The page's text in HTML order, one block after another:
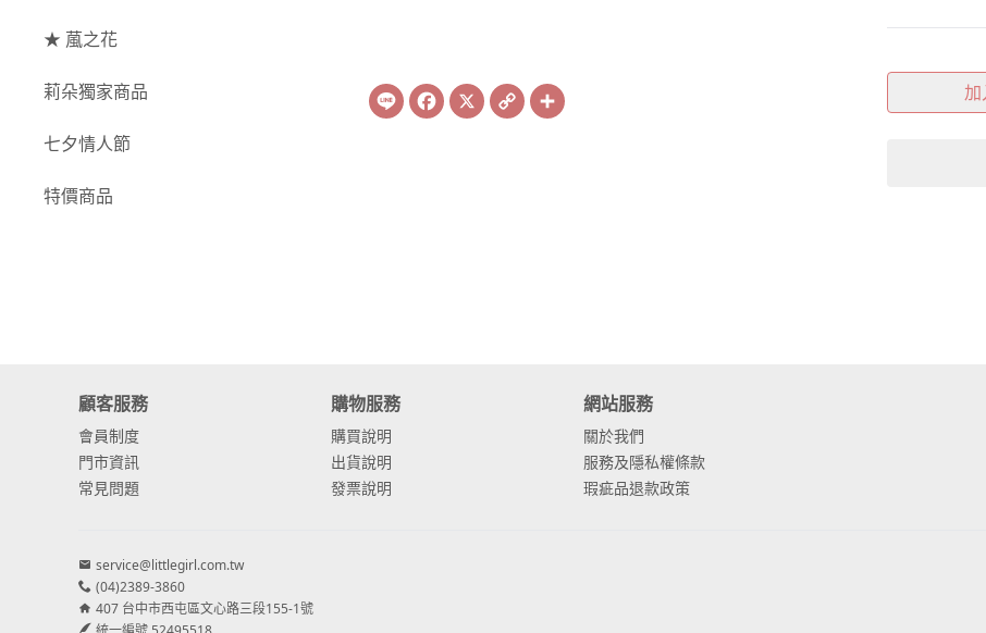
主花
菊花
-
蘭花⧸大理花
康乃馨
- 日本繡球花
- 重瓣繡球花
- 其他繡球花
- 滿天星⧸木滿天星
- 黑種草⧸東方黑種
★ 葻之花
莉朵獨家商品
七夕情人節
特價商品
Line Facebook
X Copy
Link
顧客服務
會員制度
門市資訊
常見問題
購物服務
購買說明
出貨說明
發票說明
網站服務
關於我們
服務及隱私權條款
瑕疵品退款政策
service@littlegirl.com.tw
(04)2389-3860
407 台中市西屯區文心路三段155-1號